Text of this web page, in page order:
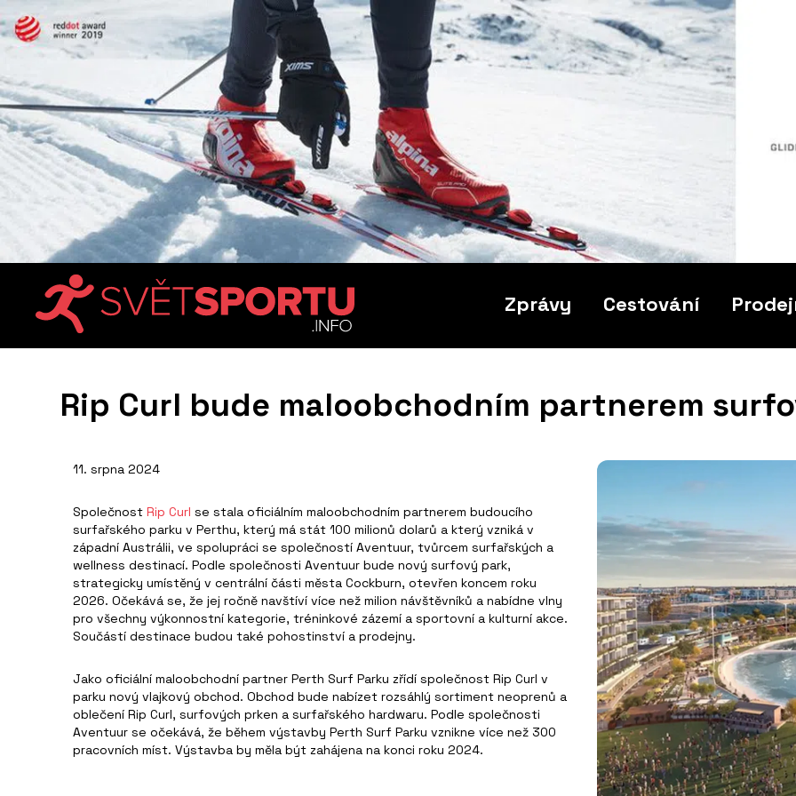
Zprávy Cestování
Rip Curl bude maloobchodním partnerem
11. srpna 2024
Společnost Rip Curl se stala oficiálním maloobchodním partnerem budoucího
surfařského parku v Perthu, který má stát 100 milionů dolarů a který vzniká v
západní Austrálii, ve spolupráci se společností Aventuur, tvůrcem surfařských a
wellness destinací. Podle společnosti Aventuur bude nový surfový park,
strategicky umístěný v centrální části města Cockburn, otevřen koncem roku
2026. Očekává se, že jej ročně navštíví více než milion návštěvníků a nabídne vlny
pro všechny výkonnostní kategorie, tréninkové zázemí a sportovní a kulturní akce.
Součástí destinace budou také pohostinství a prodejny.
Jako oficiální maloobchodní partner Perth Surf Parku zřídí společnost Rip Curl v
parku nový vlajkový obchod. Obchod bude nabízet rozsáhlý sortiment neoprenů a
oblečení Rip Curl, surfových prken a surfařského hardwaru. Podle společnosti
Aventuur se očekává, že během výstavby Perth Surf Parku vznikne více než 300
pracovních míst. Výstavba by měla být zahájena na konci roku 2024.